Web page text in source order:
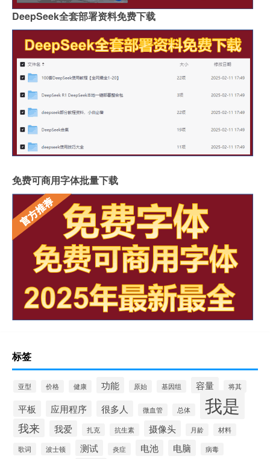
DeepSeek全套部署资料免费下载
免费可商用字体批量下载
标签
亚型 价格 健康 功能 原始 基因组 容量 将其
平板 应用程序 很多人 微血管 总体 我是
我来 我爱 扎克 抗生素 摄像头 月龄 材料
歌词 波士顿 测试 炎症 电池 电脑 病毒